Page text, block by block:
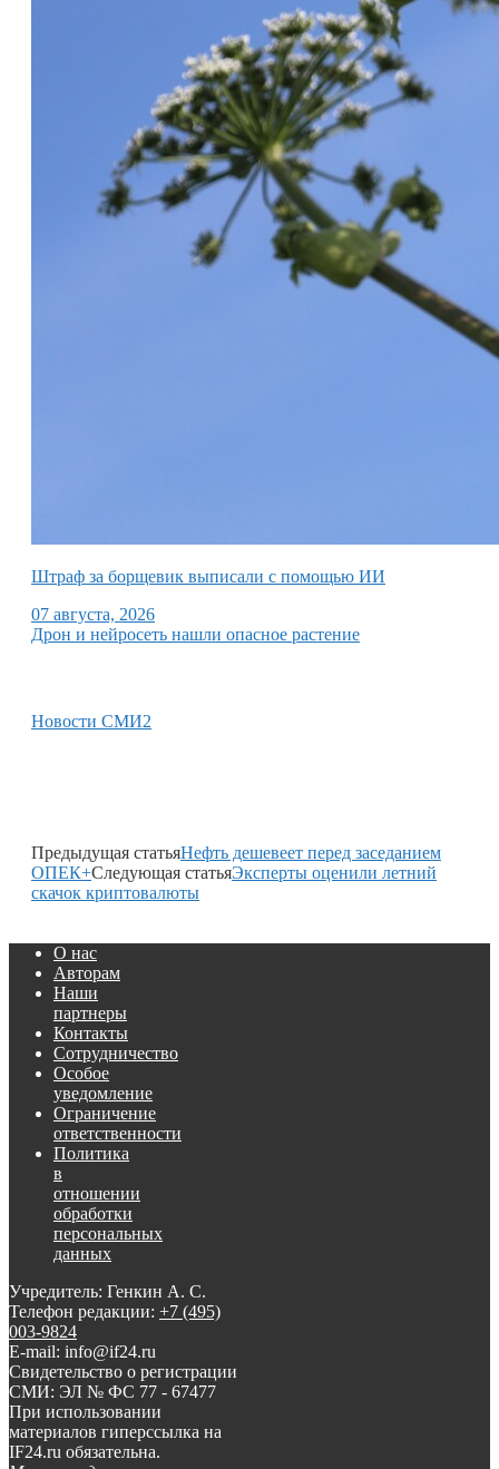
Штраф за борщевик выписали с помощью ИИ
07 августа, 2026
Дрон и нейросеть нашли опасное растение
Новости СМИ2
Предыдущая статьяНефть дешевеет перед заседанием
ОПЕК+Следующая статьяЭксперты оценили летний
скачок криптовалюты
О нас
Авторам
Наши
партнеры
Контакты
Сотрудничество
Особое
уведомление
Ограничение
ответственности
Политика
в
отношении
обработки
персональных
данных
Учредитель: Генкин А. С.
Телефон редакции: +7 (495)
003-9824
E-mail: info@if24.ru
Свидетельство о регистрации
СМИ: ЭЛ № ФС 77 - 67477
При использовании
материалов гиперссылка на
IF24.ru обязательна.